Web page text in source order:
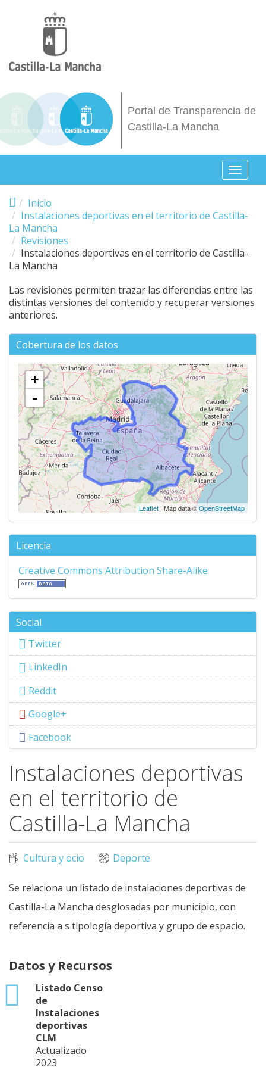
Portal de Transparencia de
Castilla-La Mancha
Toggle
Inicio
Instalaciones deportivas en el territorio de Castilla-
La Mancha
Revisiones
Instalaciones deportivas en el territorio de Castilla-
La Mancha
Las revisiones permiten trazar las diferencias entre las
distintas versiones del contenido y recuperar versiones
anteriores.
Cobertura de los datos
+
-
Leaflet| Map data ©OpenStreetMap
Licencia
Creative Commons Attribution Share-Alike
Social
Twitter
LinkedIn
Reddit
Google+
Facebook
Instalaciones deportivas
en el territorio de
Castilla-La Mancha
Cultura y ocio Deporte
Se relaciona un listado de instalaciones deportivas de
Castilla-La Mancha desglosadas por municipio, con
referencia a s tipología deportiva y grupo de espacio.
Datos y Recursos
Listado Censo
de
Instalaciones
deportivas
CLM
xlsx
Actualizado
2023